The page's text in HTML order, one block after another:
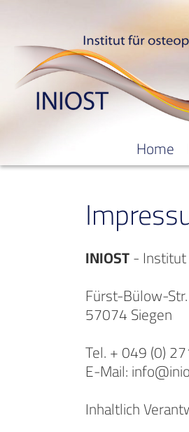
Home
INIOST-
Fürst-Bülow-
57074 Siegen
Tel. + 049 (0)
E-Mail:
Inhaltlich